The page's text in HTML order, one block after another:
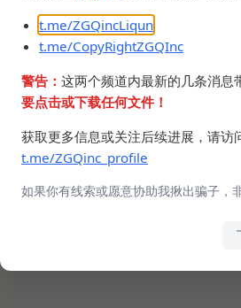
t.me/ZGQincLiqun
t.me/CopyRightZGQInc
警告： 这两个频道内最新的几条消息
要点击或下载任何文件！
获取更多信息或关注后续进展，请访
t.me/ZGQinc_profile
如果你有线索或愿意协助我揪出骗子，